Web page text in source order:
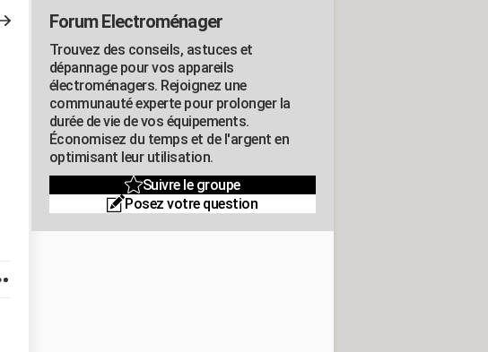
Forum Electroménager
Trouvez des conseils, astuces et
dépannage pour vos appareils
électroménagers. Rejoignez une
communauté experte pour prolonger la
durée de vie de vos équipements.
Économisez du temps et de l'argent en
optimisant leur utilisation.
Suivre le groupe
Posez votre question